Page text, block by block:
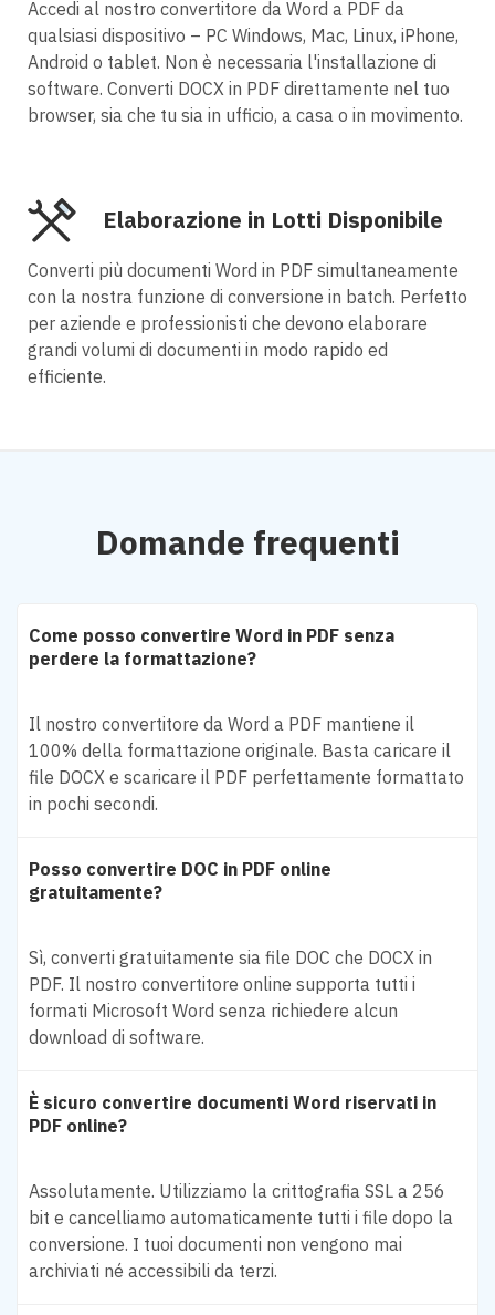
Accedi al nostro convertitore da Word a PDF da
qualsiasi dispositivo – PC Windows, Mac, Linux, iPhone,
Android o tablet. Non è necessaria l'installazione di
software. Converti DOCX in PDF direttamente nel tuo
browser, sia che tu sia in ufficio, a casa o in movimento.
Elaborazione in Lotti Disponibile
Converti più documenti Word in PDF simultaneamente
con la nostra funzione di conversione in batch. Perfetto
per aziende e professionisti che devono elaborare
grandi volumi di documenti in modo rapido ed
efficiente.
Domande frequenti
Come posso convertire Word in PDF senza
perdere la formattazione?
Il nostro convertitore da Word a PDF mantiene il
100% della formattazione originale. Basta caricare il
file DOCX e scaricare il PDF perfettamente formattato
in pochi secondi.
Posso convertire DOC in PDF online
gratuitamente?
Sì, converti gratuitamente sia file DOC che DOCX in
PDF. Il nostro convertitore online supporta tutti i
formati Microsoft Word senza richiedere alcun
download di software.
È sicuro convertire documenti Word riservati in
PDF online?
Assolutamente. Utilizziamo la crittografia SSL a 256
bit e cancelliamo automaticamente tutti i file dopo la
conversione. I tuoi documenti non vengono mai
archiviati né accessibili da terzi.